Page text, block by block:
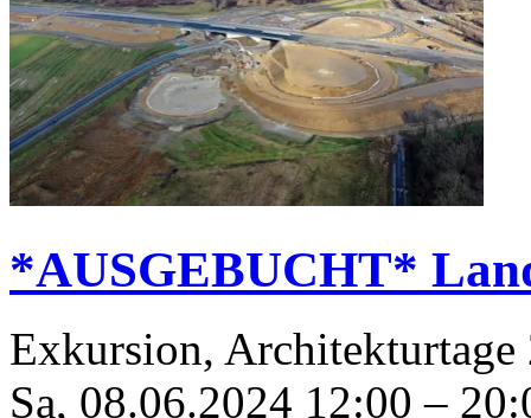
*AUSGEBUCHT*
Exkursion, Architekturtage
Sa, 08.06.2024 12:00 –